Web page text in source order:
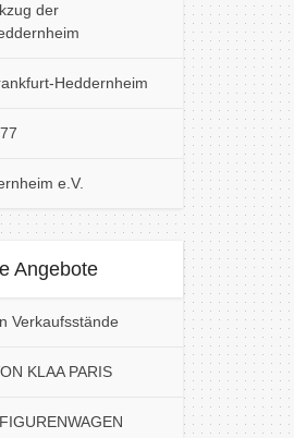
der
Heddernheim
e.V.
Angebote
Verkaufsstände
KLAA PARIS